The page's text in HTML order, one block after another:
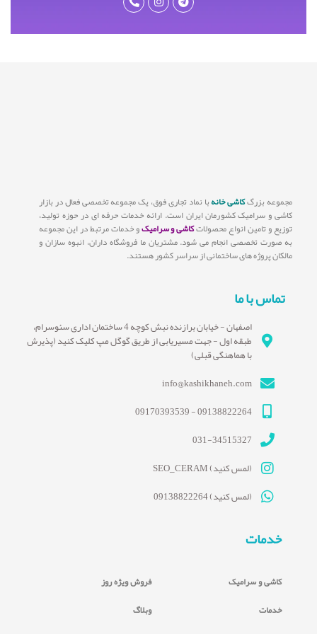
مجموعه بزرگکاشی خانهبا نماد تجاری فوق، یک مجموعه تخصصی فعال در بازار
کاشی و سرامیک کشورمان ایران است. ارائه خدمات حرفه ای در حوزه تولید،
توزیع و تامین انواع محصولاتکاشی و سرامیکو خدمات مرتبط در این مجموعه
به صورت تخصصی انجام می شود. مشتریان ما فروشگاه داران، انبوه سازان و
مالکان پروژه های ساختمانی از سراسر کشور هستند.
تماس با ما
اصفهان - خیابان برازنده نبش کوچه 4 ساختمان اداری سئوسرام،
طبقه اول - جهت مسیریابی از طریق گوگل مپ کلیک کنید (پذیرش
با هماهنگی قبلی)
info@kashikhaneh.com
09138822264 - 09170393539
031-34515327
(لمس کنید) SEO_CERAM
(لمس کنید) 09138822264
خدمات
کاشی و سرامیک
خدمات
فروش ویژه روز
وبلاگ